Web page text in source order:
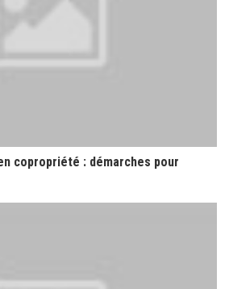
copropriété : démarches pour